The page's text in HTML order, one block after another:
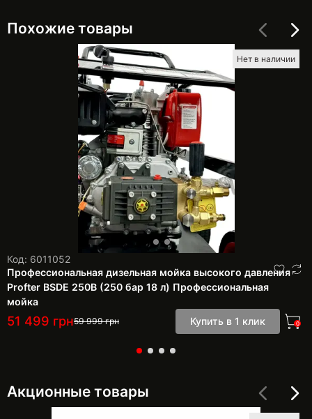
Похожие товары
Нет в наличии
Код: 6011052
Профессиональная дизельная мойка высокого давления
Profter BSDE 250B (250 бар 18 л) Профессиональная
мойка
51 499 грн59 999грн Купить в 1 клик 0
Акционные товары